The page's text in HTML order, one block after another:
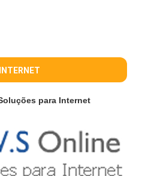
INTERNET
para Internet